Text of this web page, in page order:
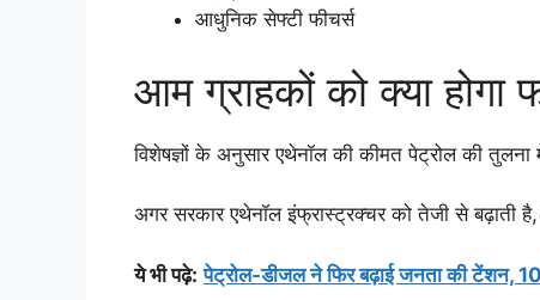
आधुनिक सेफ्टी फीचर्स
आम ग्राहकों को क्या होगा
विशेषज्ञों के अनुसार एथेनॉल की कीमत पेट्रोल की
अगर सरकार एथेनॉल इंफ्रास्ट्रक्चर को तेजी से बढ़ाती
ये भी पढ़े: पेट्रोल-डीजल ने फिर बढ़ाई जनता की टेंशन,